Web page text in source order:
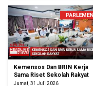
PARLEMEN
Kemensos Dan BRIN Kerja
Sama Riset Sekolah Rakyat
Jumat, 31 Juli 2026